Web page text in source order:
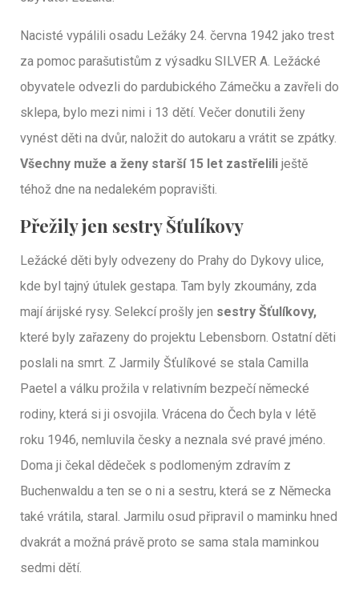
Nacisté vypálili osadu Ležáky 24. června 1942 jako trest
za pomoc parašutistům z výsadku SILVER A. Ležácké
obyvatele odvezli do pardubického Zámečku a zavřeli do
sklepa, bylo mezi nimi i 13 dětí. Večer donutili ženy
vynést děti na dvůr, naložit do autokaru a vrátit se zpátky.
Všechny muže a ženy starší 15 let zastřelili ještě
téhož dne na nedalekém popravišti.
Přežily jen sestry Šťulíkovy
Ležácké děti byly odvezeny do Prahy do Dykovy ulice,
kde byl tajný útulek gestapa. Tam byly zkoumány, zda
mají árijské rysy. Selekcí prošly jen sestry Šťulíkovy,
které byly zařazeny do projektu Lebensborn. Ostatní děti
poslali na smrt. Z Jarmily Šťulíkové se stala Camilla
Paetel a válku prožila v relativním bezpečí německé
rodiny, která si ji osvojila. Vrácena do Čech byla v létě
roku 1946, nemluvila česky a neznala své pravé jméno.
Doma ji čekal dědeček s podlomeným zdravím z
Buchenwaldu a ten se o ni a sestru, která se z Německa
také vrátila, staral. Jarmilu osud připravil o maminku hned
dvakrát a možná právě proto se sama stala maminkou
sedmi dětí.